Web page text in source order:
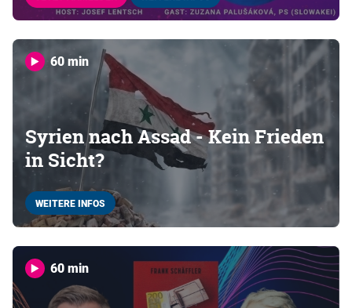
60 min
Syrien nach Assad - Kein Frieden
in Sicht?
WEITERE INFOS
60 min